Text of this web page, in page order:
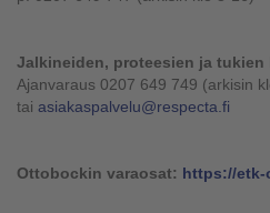
Jalkineiden, proteesien ja
Ajanvaraus 0207 649 749 (arkisin
tai asiakaspalvelu@respecta.fi
Ottobockin varaosat: https://